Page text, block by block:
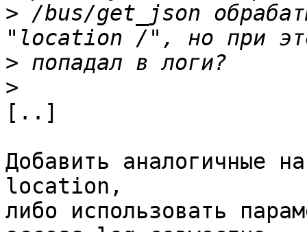
> /bus/get_json
>
>
[..]
Добавить аналогичные
location,
либо использовать